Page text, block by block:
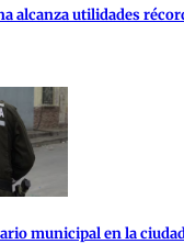
alcanza utilidades
municipal en la